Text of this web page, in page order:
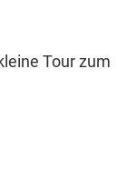
Tour zum